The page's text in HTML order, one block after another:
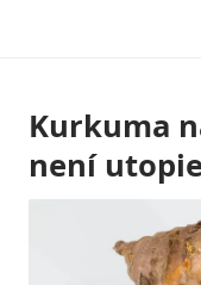
Kurkuma
není utopie